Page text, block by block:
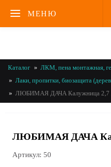
МЕНЮ
Каталог
ЛКМ, пена монтажная,
Лаки, пропитки, биозащита
ЛЮБИМАЯ ДАЧА Калужница 2,7
ЛЮБИМАЯ ДАЧА
Артикул: 50